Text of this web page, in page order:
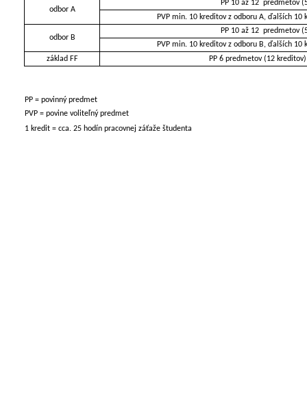
odbor A
PP 10 až 12 predmetov
PVP min. 10 kreditov z odboru A, ďalších 10
odbor B
PP 10 až 12 predmetov
PVP min. 10 kreditov z odboru B, ďalších 10
základ FF
PP 6 predmetov (12
PP = povinný predmet
PVP = povine voliteľný predmet
1 kredit = cca. 25 hodín pracovnej záťaže študenta